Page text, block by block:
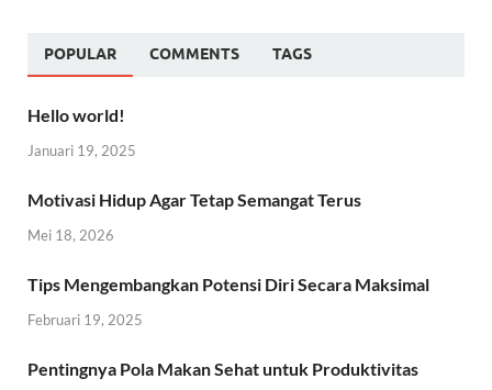
POPULAR COMMENTS TAGS
Hello world!
Januari 19, 2025
Motivasi Hidup Agar Tetap Semangat Terus
Mei 18, 2026
Tips Mengembangkan Potensi Diri Secara Maksimal
Februari 19, 2025
Pentingnya Pola Makan Sehat untuk Produktivitas